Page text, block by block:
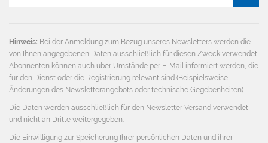
Hinweis: Bei der Anmeldung zum Bezug unseres Newsletters werden die
von Ihnen angegebenen Daten ausschließlich für diesen Zweck verwendet.
Abonnenten können auch über Umstände per E-Mail informiert werden, die
für den Dienst oder die Registrierung relevant sind (Beispielsweise
Änderungen des Newsletterangebots oder technische Gegebenheiten).
Die Daten werden ausschließlich für den Newsletter-Versand verwendet
und nicht an Dritte weitergegeben.
Die Einwilligung zur Speicherung Ihrer persönlichen Daten und ihrer